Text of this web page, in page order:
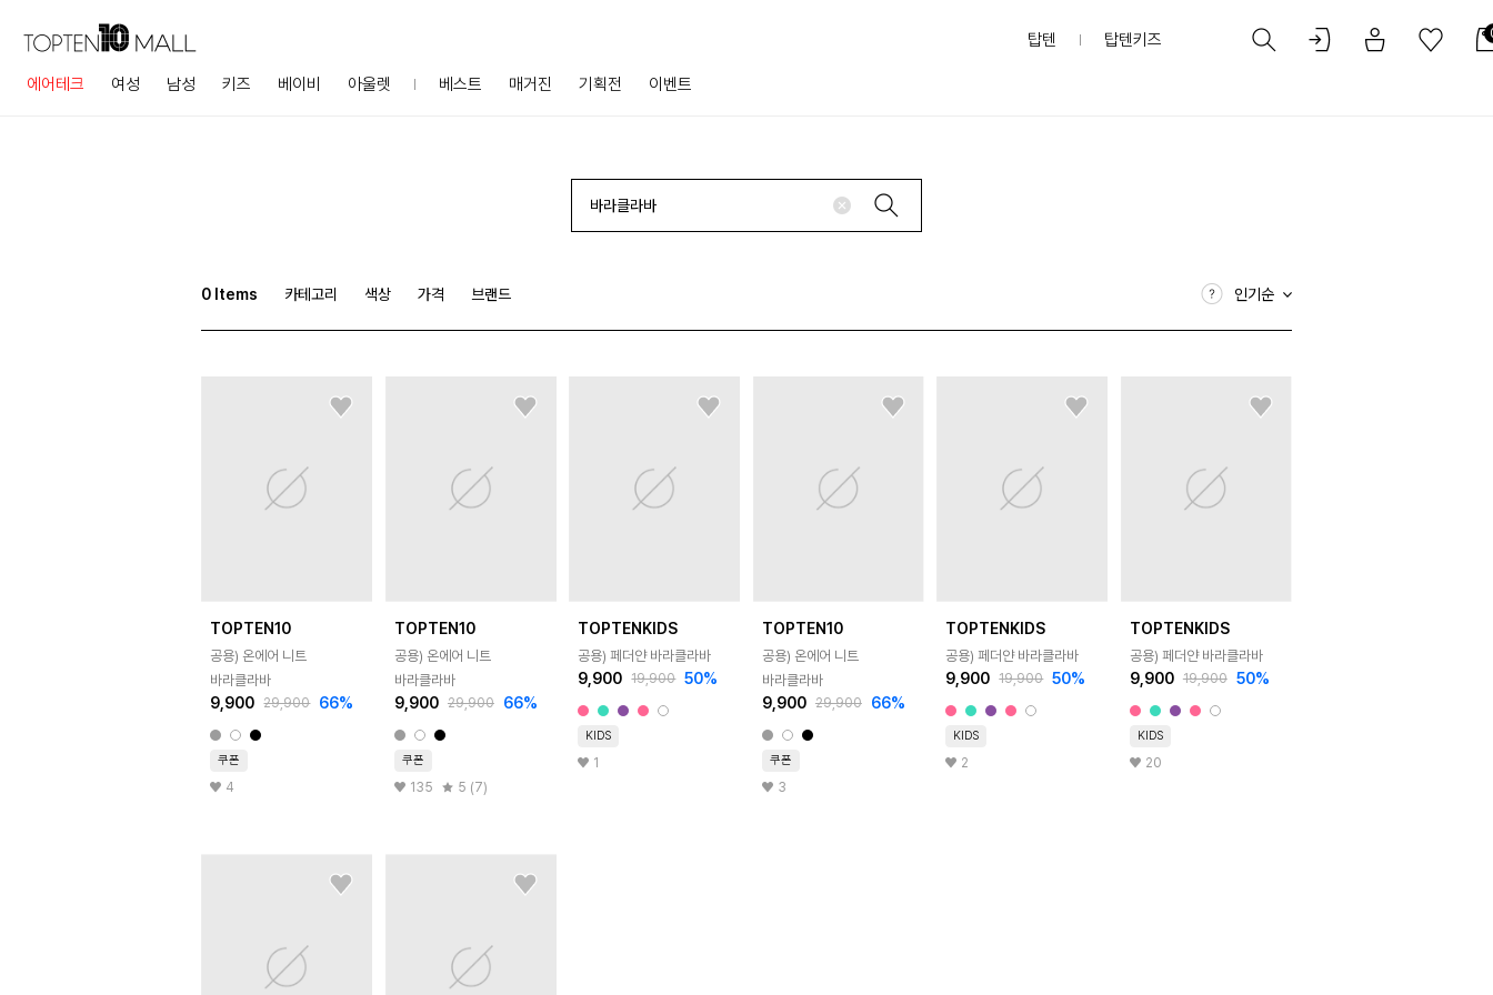
에어테크 여성 남성 키즈 베이비 아울렛 베스트 매거진 기획전 이벤트
탑텐 탑텐키즈
0 Items 카테고리 색상 가격 브랜드 인기순
TOPTEN10
공용) 온에어 니트
바라클라바
9,900 29,900 66%
쿠폰
4
TOPTEN10
공용) 온에어 니트
바라클라바
9,900 29,900 66%
쿠폰
135 5 (7)
TOPTENKIDS
공용) 페더얀 바라클라바
9,900 19,900 50%
KIDS
1
TOPTEN10
공용) 온에어 니트
바라클라바
9,900 29,900 66%
쿠폰
3
TOPTENKIDS
공용) 페더얀 바라클라바
9,900 19,900 50%
KIDS
2
TOPTENKIDS
공용) 페더얀 바라클라바
9,900 19,900 50%
KIDS
20